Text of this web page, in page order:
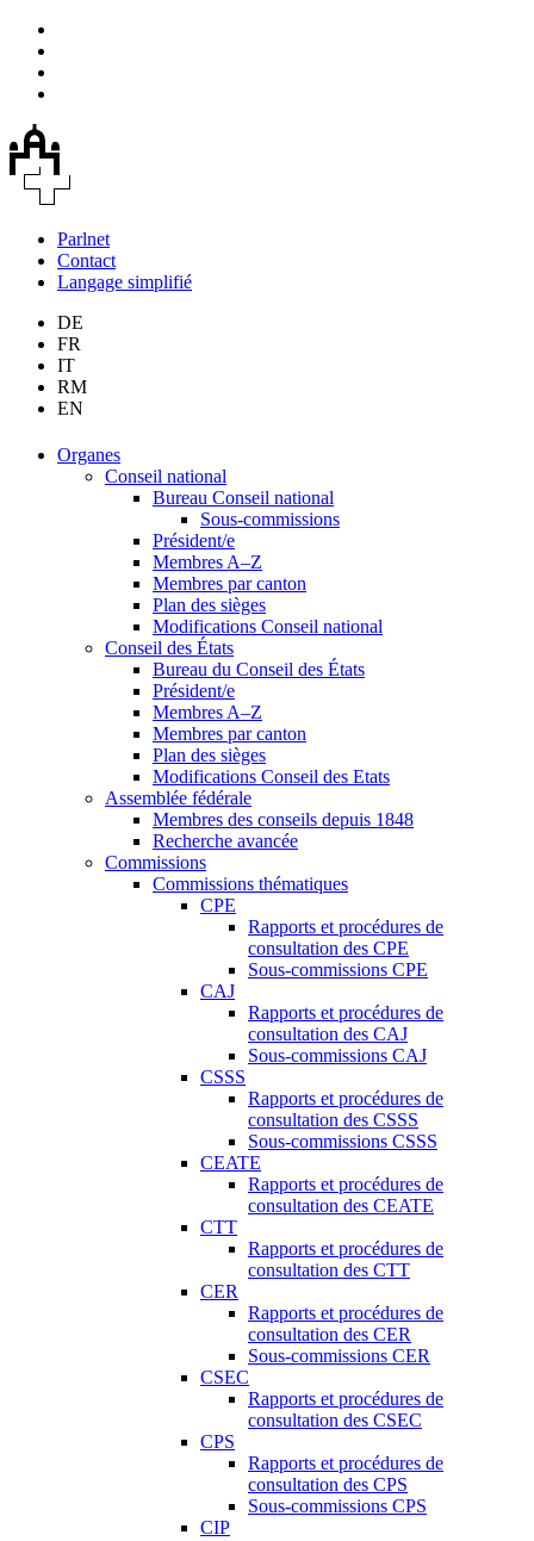
Parlnet
Contact
Langage simplifié
DE
FR
IT
RM
EN
Organes
Conseil national
Bureau Conseil national
Sous-commissions
Président/e
Membres A–Z
Membres par canton
Plan des sièges
Modifications Conseil national
Conseil des États
Bureau du Conseil des États
Président/e
Membres A–Z
Membres par canton
Plan des sièges
Modifications Conseil des Etats
Assemblée fédérale
Membres des conseils depuis 1848
Recherche avancée
Commissions
Commissions thématiques
CPE
Rapports et procédures de
consultation des CPE
Sous-commissions CPE
CAJ
Rapports et procédures de
consultation des CAJ
Sous-commissions CAJ
CSSS
Rapports et procédures de
consultation des CSSS
Sous-commissions CSSS
CEATE
Rapports et procédures de
consultation des CEATE
CTT
Rapports et procédures de
consultation des CTT
CER
Rapports et procédures de
consultation des CER
Sous-commissions CER
CSEC
Rapports et procédures de
consultation des CSEC
CPS
Rapports et procédures de
consultation des CPS
Sous-commissions CPS
CIP